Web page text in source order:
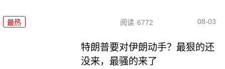
最热 阅读 6772 08-03
特朗普要对伊朗动手？最狠的还
没来，最骚的来了